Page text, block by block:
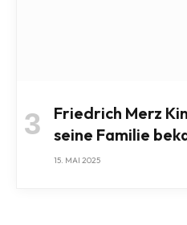
Friedrich Merz
seine Familie
15. MAI 2025